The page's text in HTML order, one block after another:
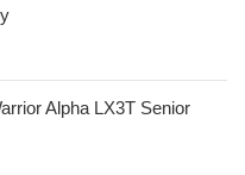
Alpha LX3T Senior